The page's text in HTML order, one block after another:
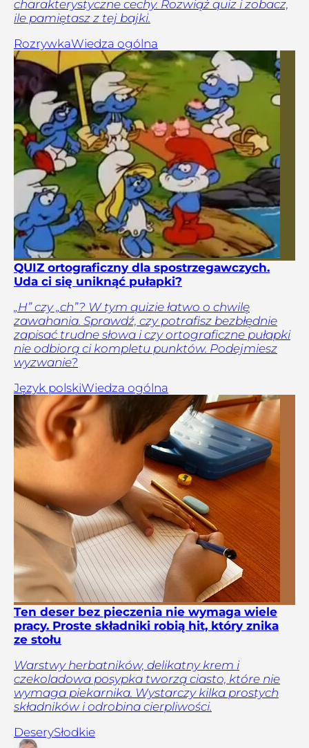
charakterystyczne cechy. Rozwiąż quiz i zobacz,
ile pamiętasz z tej bajki.
RozrywkaWiedza ogólna
QUIZ ortograficzny dla spostrzegawczych.
Uda ci się uniknąć pułapki?
„H” czy „ch”? W tym quizie łatwo o chwilę
zawahania. Sprawdź, czy potrafisz bezbłędnie
zapisać trudne słowa i czy ortograficzne pułapki
nie odbiorą ci kompletu punktów. Podejmiesz
wyzwanie?
Język polskiWiedza ogólna
Ten deser bez pieczenia nie wymaga wiele
pracy. Proste składniki robią hit, który znika
ze stołu
Warstwy herbatników, delikatny krem i
czekoladowa posypka tworzą ciasto, które nie
wymaga piekarnika. Wystarczy kilka prostych
składników i odrobina cierpliwości.
DeserySłodkie